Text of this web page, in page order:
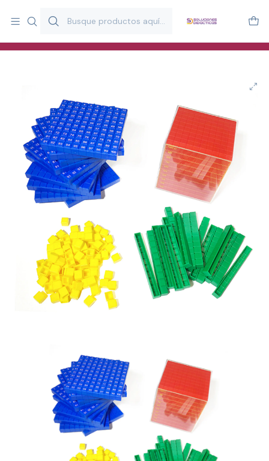
y estimulación infantil en Chile.
Especialistas en recursos educativos para aulas, terapeutas y